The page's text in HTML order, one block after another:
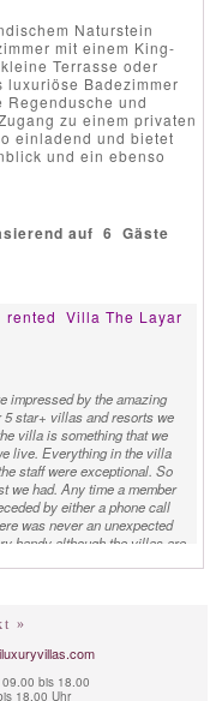
Naturstein
mit einem King-
Terrasse oder
Badezimmer
und
zu einem privaten
einladend und bietet
und ein ebenso
auf 6 Gäste
rented Villa The Layar
impressed by the amazing
5 star+ villas and resorts we
villa is something that we
live. Everything in the villa
staff were exceptional. So
we had. Any time a member
by either a phone call
was never an unexpected
handy although the villas are
Layar 2 bdr
»
09.00 bis 18.00
18.00 Uhr